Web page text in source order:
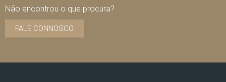
Não encontrou o que procura?
FALE CONNOSCO